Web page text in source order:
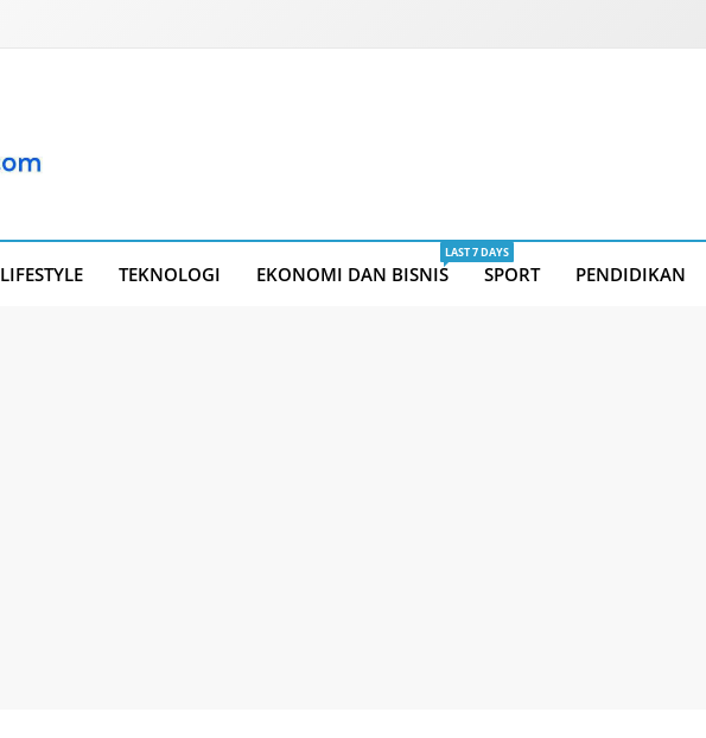
LIFESTYLE TEKNOLOGI EKONOMI DAN BISNIS
LAST 7 DAYS
SPORT PENDIDIKAN